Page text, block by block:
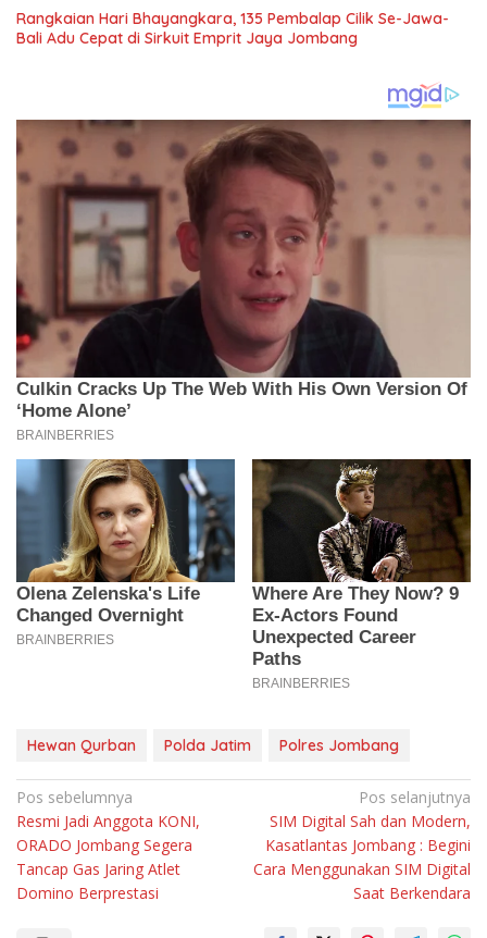
Rangkaian Hari Bhayangkara, 135 Pembalap Cilik Se-Jawa-
Bali Adu Cepat di Sirkuit Emprit Jaya Jombang
Hewan Qurban Polda Jatim Polres Jombang
Navigasi
pos
Pos sebelumnya
Resmi Jadi Anggota KONI,
ORADO Jombang Segera
Tancap Gas Jaring Atlet
Domino Berprestasi
Pos selanjutnya
SIM Digital Sah dan Modern,
Kasatlantas Jombang : Begini
Cara Menggunakan SIM Digital
Saat Berkendara